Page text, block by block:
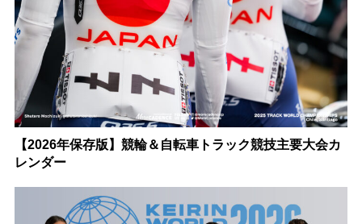
【2026年保存版】競輪＆自転車トラック競技主要大会カ
レンダー